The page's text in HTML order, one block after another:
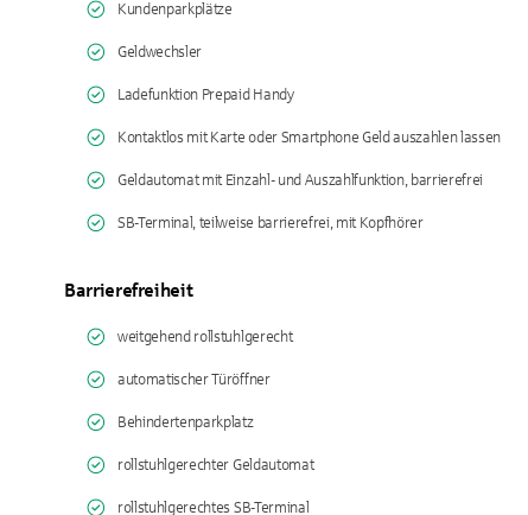
Kundenparkplätze
Geldwechsler
Ladefunktion Prepaid Handy
Kontaktlos mit Karte oder Smartphone Geld auszahlen lassen
Geldautomat mit Einzahl- und Auszahlfunktion, barrierefrei
SB-Terminal, teilweise barrierefrei, mit Kopfhörer
Barrierefreiheit
weitgehend rollstuhlgerecht
automatischer Türöffner
Behindertenparkplatz
rollstuhlgerechter Geldautomat
rollstuhlgerechtes SB-Terminal